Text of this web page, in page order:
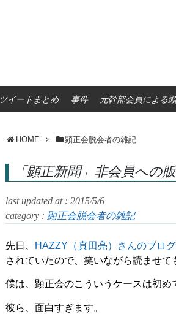
ツイートまとめ 事件 元幹部会員による
HOME 顕正会脱会者の雑記
「顕正新聞」非会員への
last updated at : 2015/5/6
category : 顕正会脱会者の雑記
先日、 HAZZY（真田亮）さんのブログ
されていたので、笑いながら読ませて
僕は、顕正会のこういうケースは初め
彼ら、面白すぎます。